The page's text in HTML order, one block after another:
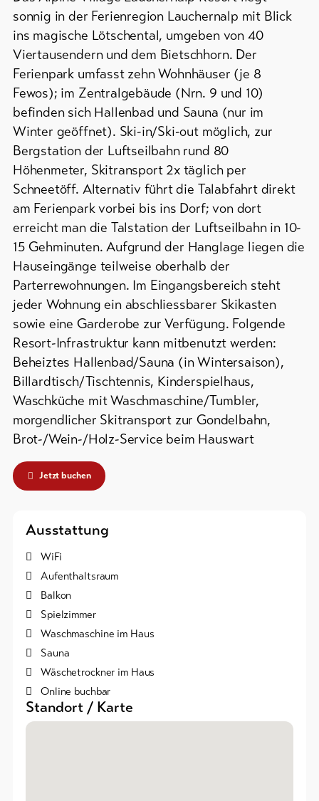
&
Service
Aktuelles
Webcams
Wetter
DEENFR
/
Zeltplätze
Berghütten
/
Gasthäuser
Weitere
Unterkünfte
Shops
Zur
Übersicht
Skipässe
Bike-
Gutscheine
Souvenirs
sonnig in der Ferienregion Lauchernalp mit Blick
ins magische Lötschental, umgeben von 40
Viertausendern und dem Bietschhorn. Der
Ferienpark umfasst zehn Wohnhäuser (je 8
Fewos); im Zentralgebäude (Nrn. 9 und 10)
befinden sich Hallenbad und Sauna (nur im
Winter geöffnet). Ski-in/Ski-out möglich, zur
Bergstation der Luftseilbahn rund 80
Höhenmeter, Skitransport 2x täglich per
Schneetöff. Alternativ führt die Talabfahrt direkt
am Ferienpark vorbei bis ins Dorf; von dort
erreicht man die Talstation der Luftseilbahn in 10-
15 Gehminuten. Aufgrund der Hanglage liegen die
Hauseingänge teilweise oberhalb der
Parterrewohnungen. Im Eingangsbereich steht
jeder Wohnung ein abschliessbarer Skikasten
sowie eine Garderobe zur Verfügung. Folgende
Resort-Infrastruktur kann mitbenutzt werden:
Beheiztes Hallenbad/Sauna (in Wintersaison),
Billardtisch/Tischtennis, Kinderspielhaus,
Waschküche mit Waschmaschine/Tumbler,
morgendlicher Skitransport zur Gondelbahn,
Brot-/Wein-/Holz-Service beim Hauswart
Jetzt buchen
Ausstattung
WiFi
Aufenthaltsraum
Balkon
Spielzimmer
Waschmaschine im Haus
Sauna
Wäschetrockner im Haus
Online buchbar
Standort / Karte